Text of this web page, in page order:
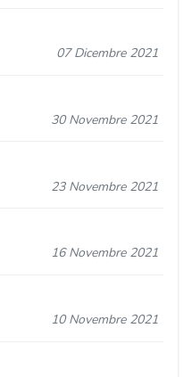
07 Dicembre 2021
30 Novembre 2021
23 Novembre 2021
16 Novembre 2021
10 Novembre 2021